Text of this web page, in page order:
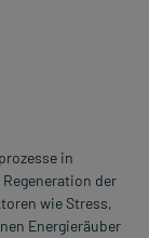
in
der
wie Stress,
Energieräuber